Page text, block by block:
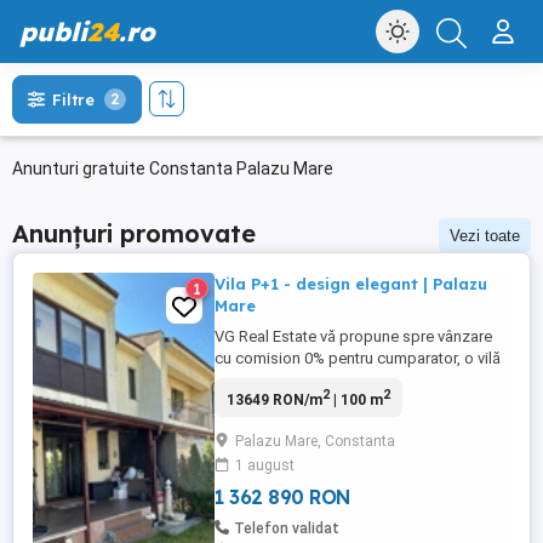
publi24.ro
Anunturi gratuite Constanta Palazu Mare
Filtre 2
Anunțuri promovate Vezi toate
1
Vila P+1 - design elegant | Palazu
Mare
VG Real Estate vă propune spre vânzare
cu comision 0% pentru cumparator, o vilă
pentru familie. Proprietatea oferă un
curte perfectă pentru relaxare. Detalii
proprietate: • Suprafață utilă: 99.85mp •
Suprafață teren: ...
13649 RON/m2| 100 m2
Palazu Mare, Constanta
1 august
1 362 890 RON
Telefon validat